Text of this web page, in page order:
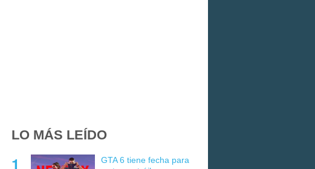
LO MÁS LEÍDO
GTA 6 tiene fecha para